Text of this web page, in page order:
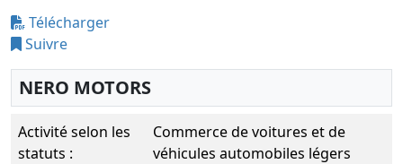
Télécharger
Suivre
NERO MOTORS
Activité selon les
statuts :
Commerce de voitures et de
véhicules automobiles légers